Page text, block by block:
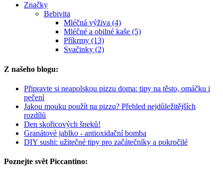
Značky
Bebivita
Mléčná výživa (4)
Mléčné a obilné kaše (5)
Příkrmy (13)
Svačinky (2)
Z našeho blogu:
Připravte si neapolskou pizzu doma: tipy na těsto, omáčku i
pečení
Jakou mouku použít na pizzu? Přehled nejdůležitějších
rozdílů
Den skořicových šneků!
Granátové jablko - antioxidační bomba
DIY sushi: užitečné tipy pro začátečníky a pokročilé
Poznejte svět Piccantino: